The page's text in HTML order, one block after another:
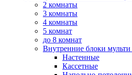
2 комнаты
3 комнаты
4 комнаты
5 комнат
до 8 комнат
Внутренние блоки мульти
Настенные
Кассетные